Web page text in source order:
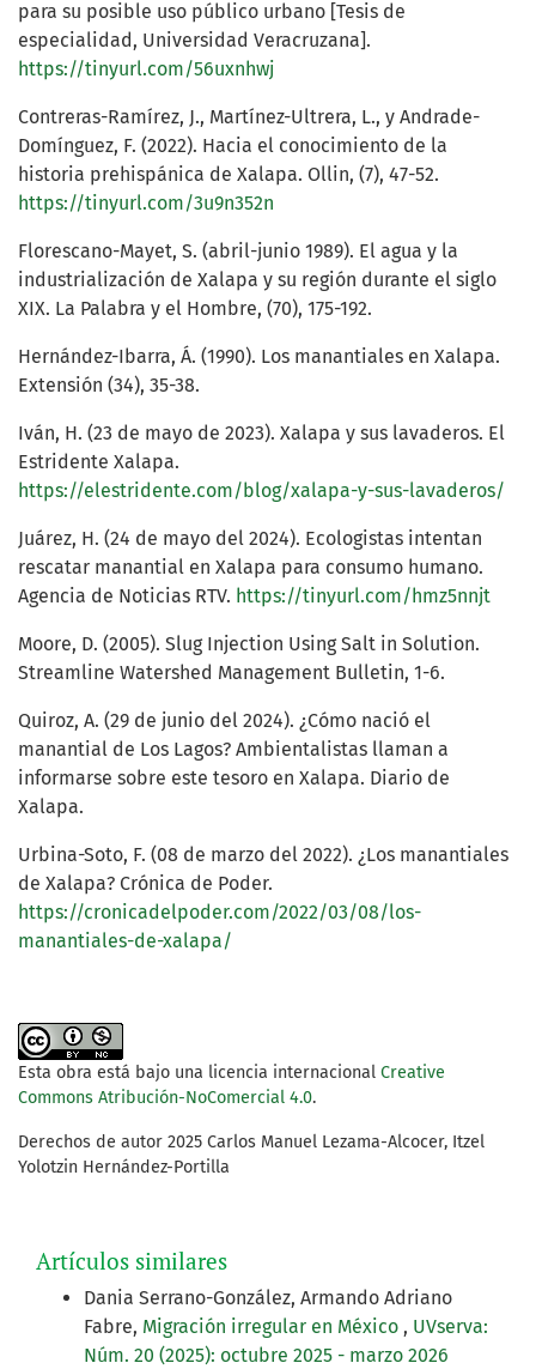
para su posible uso público urbano [Tesis de
especialidad, Universidad Veracruzana].
https://tinyurl.com/56uxnhwj
Contreras-Ramírez, J., Martínez-Ultrera, L., y Andrade-
Domínguez, F. (2022). Hacia el conocimiento de la
historia prehispánica de Xalapa. Ollin, (7), 47-52.
https://tinyurl.com/3u9n352n
Florescano-Mayet, S. (abril-junio 1989). El agua y la
industrialización de Xalapa y su región durante el siglo
XIX. La Palabra y el Hombre, (70), 175-192.
Hernández-Ibarra, Á. (1990). Los manantiales en Xalapa.
Extensión (34), 35-38.
Iván, H. (23 de mayo de 2023). Xalapa y sus lavaderos. El
Estridente Xalapa.
https://elestridente.com/blog/xalapa-y-sus-lavaderos/
Juárez, H. (24 de mayo del 2024). Ecologistas intentan
rescatar manantial en Xalapa para consumo humano.
Agencia de Noticias RTV. https://tinyurl.com/hmz5nnjt
Moore, D. (2005). Slug Injection Using Salt in Solution.
Streamline Watershed Management Bulletin, 1-6.
Quiroz, A. (29 de junio del 2024). ¿Cómo nació el
manantial de Los Lagos? Ambientalistas llaman a
informarse sobre este tesoro en Xalapa. Diario de
Xalapa.
Urbina-Soto, F. (08 de marzo del 2022). ¿Los manantiales
de Xalapa? Crónica de Poder.
https://cronicadelpoder.com/2022/03/08/los-
manantiales-de-xalapa/
Esta obra está bajo una licencia internacional Creative
Commons Atribución-NoComercial 4.0.
Derechos de autor 2025 Carlos Manuel Lezama-Alcocer, Itzel
Yolotzin Hernández-Portilla
Artículos similares
Dania Serrano-González, Armando Adriano
Fabre, Migración irregular en México , UVserva:
Núm. 20 (2025): octubre 2025 - marzo 2026